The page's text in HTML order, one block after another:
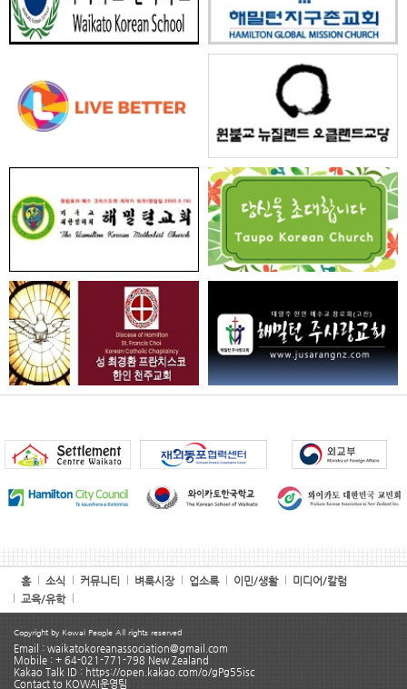
홈 소식 커뮤니티 벼룩시장 업소록 이민/생활
미디어/칼럼
교육/유학
Copyright by Kowai People All rights reserved
Email : waikatokoreanassociation@gmail.com
Mobile : + 64-021-771-798 New Zealand
Kakao Talk ID : https://open.kakao.com/o/gPg55isc
Contact to KOWAI운영팀